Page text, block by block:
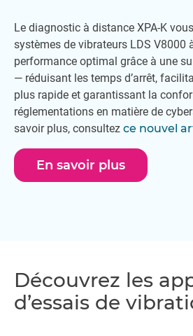
Le diagnostic à distance XPA-K
systèmes de vibrateurs LDS V8000
performance optimal grâce à une
— réduisant les temps d’arrêt,
plus rapide et garantissant la
réglementations en matière de
savoir plus, consultez ce nouvel
En savoir plus
Découvrez les
d’essais de